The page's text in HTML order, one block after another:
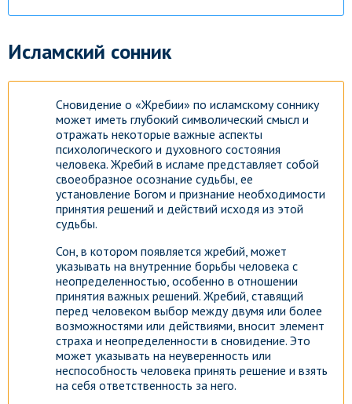
Исламский сонник
Сновидение о «Жребии» по исламскому соннику
может иметь глубокий символический смысл и
отражать некоторые важные аспекты
психологического и духовного состояния
человека. Жребий в исламе представляет собой
своеобразное осознание судьбы, ее
установление Богом и признание необходимости
принятия решений и действий исходя из этой
судьбы.
Сон, в котором появляется жребий, может
указывать на внутренние борьбы человека с
неопределенностью, особенно в отношении
принятия важных решений. Жребий, ставящий
перед человеком выбор между двумя или более
возможностями или действиями, вносит элемент
страха и неопределенности в сновидение. Это
может указывать на неуверенность или
неспособность человека принять решение и взять
на себя ответственность за него.